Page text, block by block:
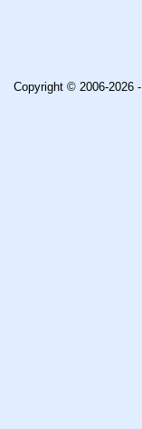
Copyright © 2006-